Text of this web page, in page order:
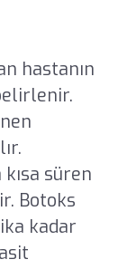
hastanın
süren
Botoks
kadar